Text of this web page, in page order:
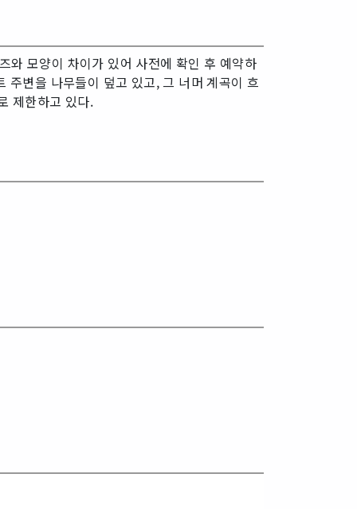
와 모양이 차이가 있어 사전에 확인 후 예약하
주변을 나무들이 덮고 있고, 그 너머 계곡이 흐
제한하고 있다.